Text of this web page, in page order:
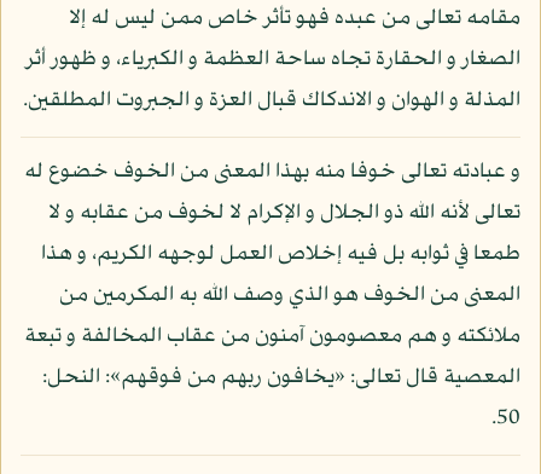
مقامه تعالى من عبده فهو تأثر خاص ممن ليس له إلا
الصغار و الحقارة تجاه ساحة العظمة و الكبرياء، و ظهور أثر
المذلة و الهوان و الاندكاك قبال العزة و الجبروت المطلقين.
و عبادته تعالى خوفا منه بهذا المعنى من الخوف خضوع له
تعالى لأنه الله ذو الجلال و الإكرام لا لخوف من عقابه و لا
طمعا في ثوابه بل فيه إخلاص العمل لوجهه الكريم، و هذا
المعنى من الخوف هو الذي وصف الله به المكرمين من
ملائكته و هم معصومون آمنون من عقاب المخالفة و تبعة
المعصية قال تعالى: «يخافون ربهم من فوقهم»: النحل:
50.